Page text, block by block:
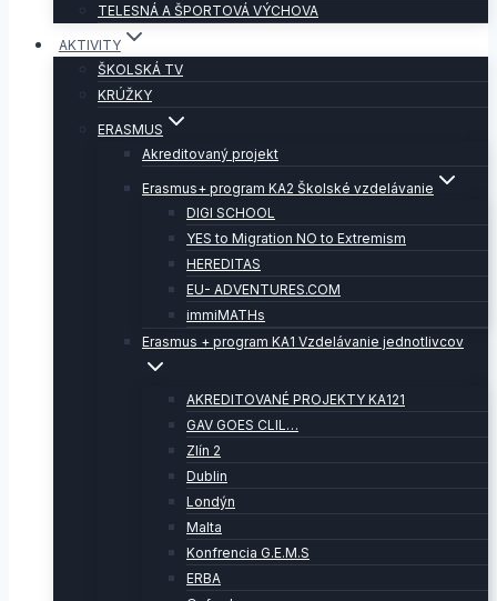
TELESNÁ A ŠPORTOVÁ VÝCHOVA
AKTIVITY
ŠKOLSKÁ TV
KRÚŽKY
ERASMUS
Akreditovaný projekt
Erasmus+ program KA2 Školské vzdelávanie
DIGI SCHOOL
YES to Migration NO to Extremism
HEREDITAS
EU- ADVENTURES.COM
immiMATHs
Erasmus + program KA1 Vzdelávanie jednotlivcov
AKREDITOVANÉ PROJEKTY KA121
GAV GOES CLIL…
Zlín 2
Dublin
Londýn
Malta
Konfrencia G.E.M.S
ERBA